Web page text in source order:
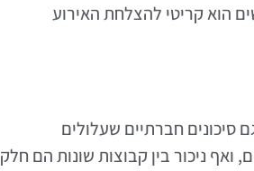
הוא קריטי להצלחת האירוע
סיכונים חברתיים שעלולים
ניכור בין קבוצות שונות הם חלק